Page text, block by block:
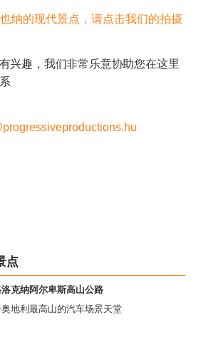
纳的现代景点，请点击我们的拍摄
兴趣，我们非常乐意协助您在这里
点
克纳阿尔卑斯高山公路
地利最高山的汽车场景天堂